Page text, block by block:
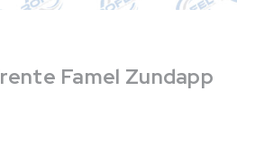
Famel Zundapp